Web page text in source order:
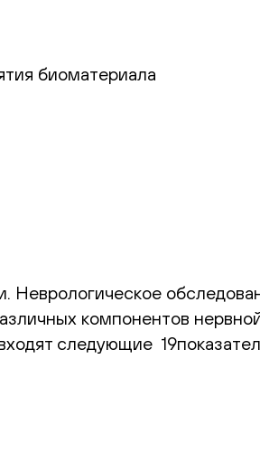
биоматериала
компонентов
следующие